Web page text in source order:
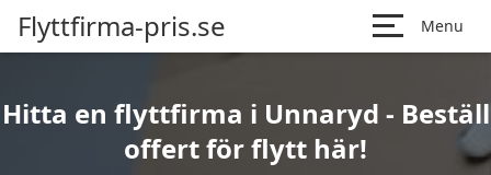
Flyttfirma-pris.se Menu
Hitta en flyttfirma i Unnaryd - Beställ
offert för flytt här!